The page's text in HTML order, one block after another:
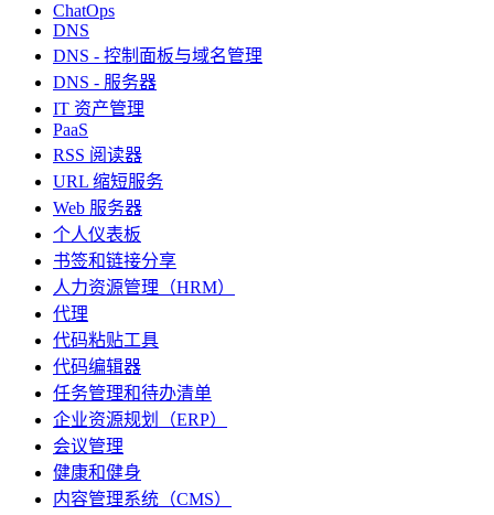
ChatOps
DNS
DNS - 控制面板与域名管理
DNS - 服务器
IT 资产管理
PaaS
RSS 阅读器
URL 缩短服务
Web 服务器
个人仪表板
书签和链接分享
人力资源管理（HRM）
代理
代码粘贴工具
代码编辑器
任务管理和待办清单
企业资源规划（ERP）
会议管理
健康和健身
内容管理系统（CMS）